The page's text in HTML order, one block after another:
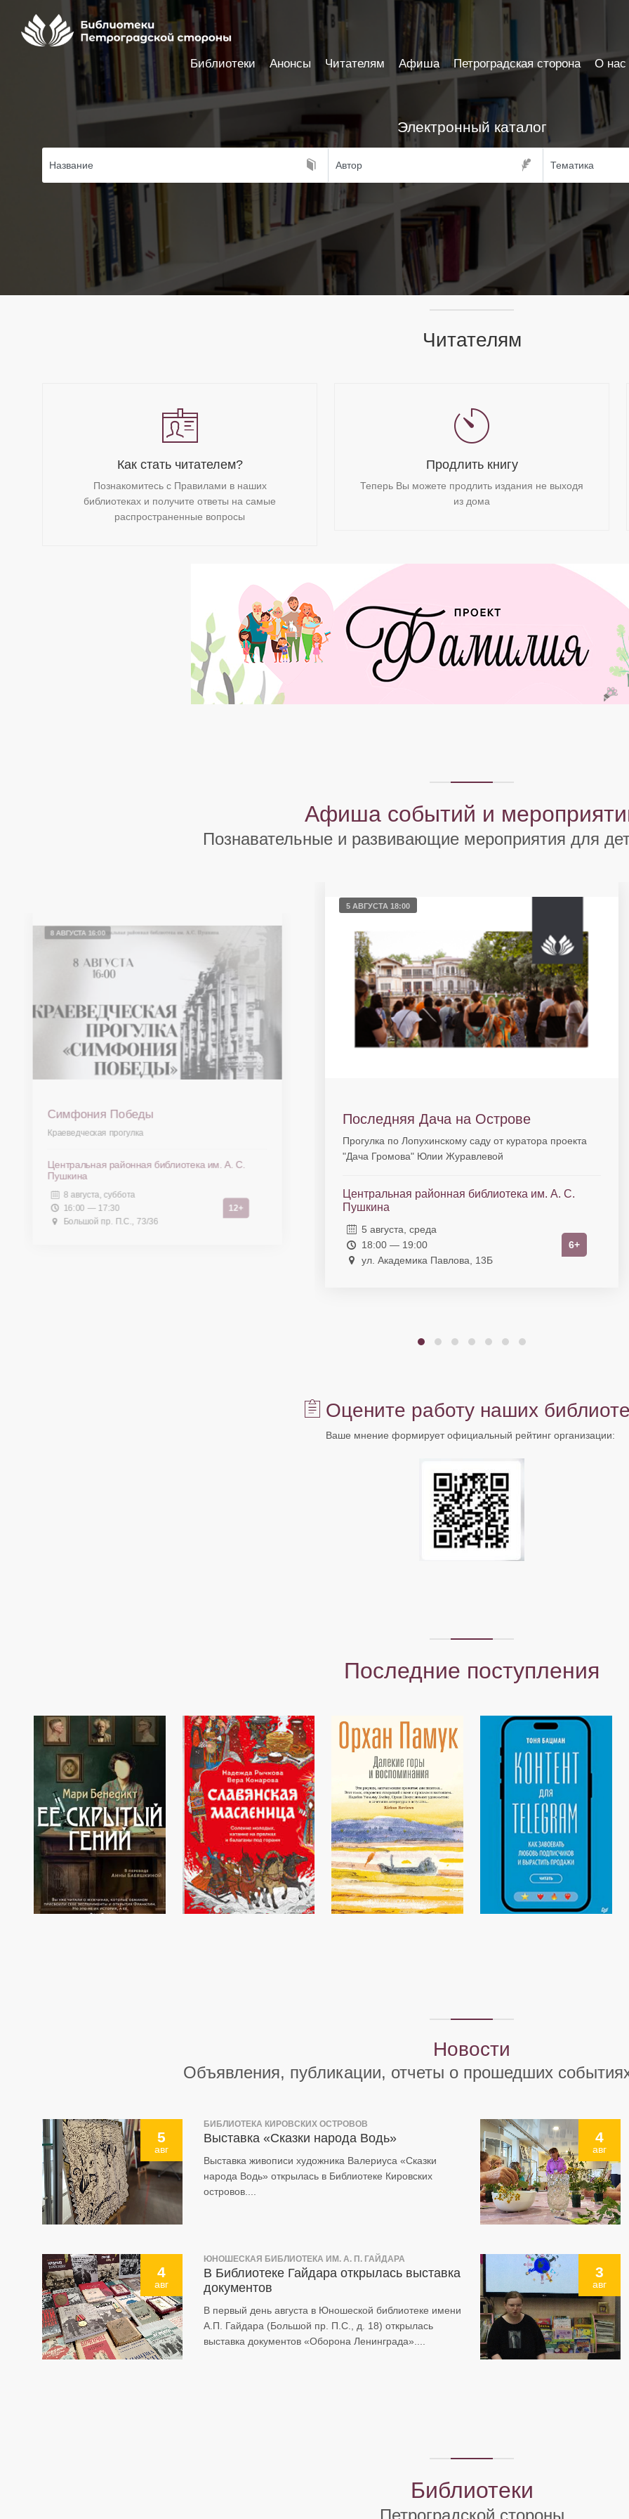
Электронный каталог
Читателям
Как стать читателем?
Познакомитесь с Правилами в наших
библиотеках и получите ответы на самые
распространенные вопросы
Продлить книгу
Теперь Вы можете продлить издания не выходя
из дома
Афиша событий и
Познавательные и развивающие мероприятия для
8 АВГУСТА 16:00
Симфония Победы
Краеведческая прогулка
Центральная районная библиотека им. А. С.
Пушкина
8 августа, суббота
16:00 — 17:30
Большой пр. П.С., 73/36
12+
5 АВГУСТА 18:00
Последняя Дача на Острове
Прогулка по Лопухинскому саду от куратора проекта
"Дача Громова" Юлии Журавлевой
Центральная районная библиотека им. А. С.
Пушкина
5 августа, среда
18:00 — 19:00
ул. Академика Павлова, 13Б
6+
Оцените работу наших
Ваше мнение формирует официальный рейтинг организации:
Последние поступления
Новости
Объявления, публикации, отчеты о прошедших
5
авг
БИБЛИОТЕКА КИРОВСКИХ ОСТРОВОВ
Выставка «Сказки народа Водь»
Выставка живописи художника Валериуса «Сказки
народа Водь» открылась в Библиотеке Кировских
островов....
4
авг
4
авг
ЮНОШЕСКАЯ БИБЛИОТЕКА ИМ. А. П. ГАЙДАРА
В Библиотеке Гайдара открылась выставка
документов
В первый день августа в Юношеской библиотеке имени
А.П. Гайдара (Большой пр. П.С., д. 18) открылась
выставка документов «Оборона Ленинграда»....
3
авг
Библиотеки
Петроградской стороны
Библиотеки Анонсы Читателям Афиша Петроградская сторона О нас
Настройки доступности